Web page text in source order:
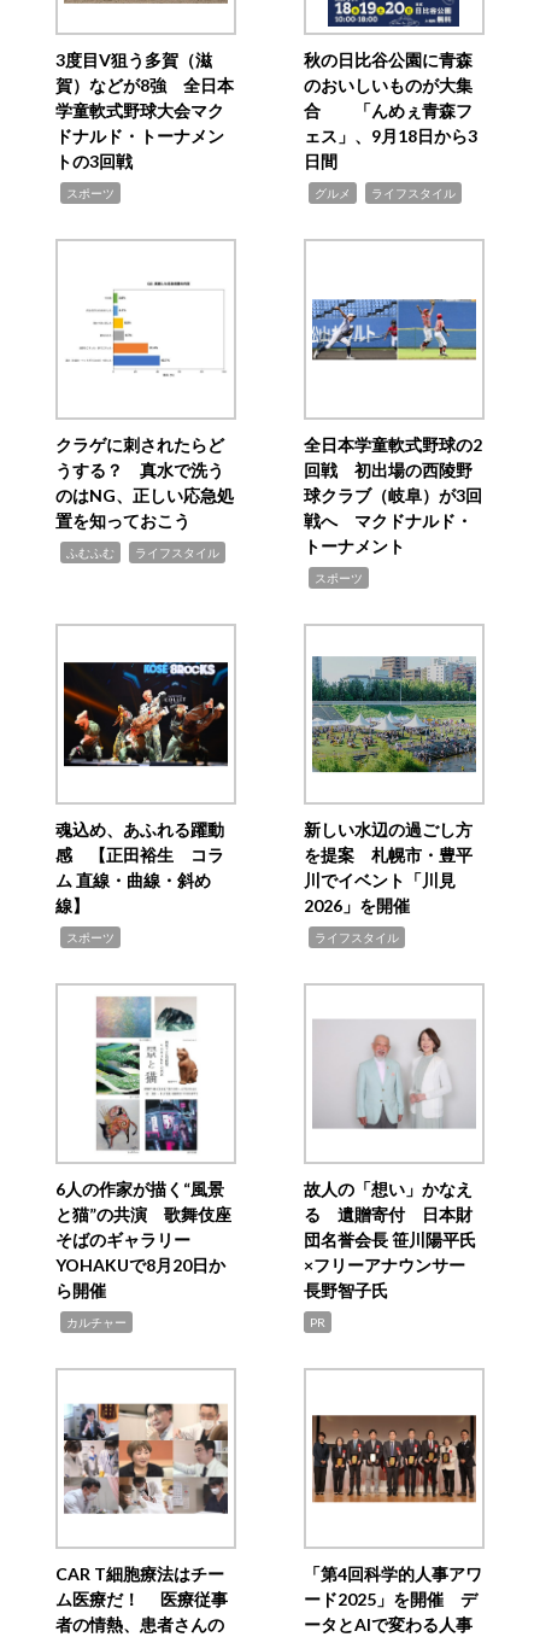
3度目V狙う多賀（滋
賀）などが8強 全日本
学童軟式野球大会マク
ドナルド・トーナメン
トの3回戦
スポーツ
秋の日比谷公園に青森
のおいしいものが大集
合 「んめぇ青森フ
ェス」、9月18日から3
日間
グルメ ライフスタイル
クラゲに刺されたらど
うする？ 真水で洗う
のはNG、正しい応急処
置を知っておこう
ふむふむ ライフスタイル
全日本学童軟式野球の2
回戦 初出場の西陵野
球クラブ（岐阜）が3回
戦へ マクドナルド・
トーナメント
スポーツ
魂込め、あふれる躍動
感 【正田裕生 コラ
ム 直線・曲線・斜め
線】
スポーツ
新しい水辺の過ごし方
を提案 札幌市・豊平
川でイベント「川見
2026」を開催
ライフスタイル
6人の作家が描く“風景
と猫”の共演 歌舞伎座
そばのギャラリー
YOHAKUで8月20日か
ら開催
カルチャー
故人の「想い」かなえ
る 遺贈寄付 日本財
団名誉会長 笹川陽平氏
×フリーアナウンサー
長野智子氏
PR
CAR T細胞療法はチー
ム医療だ！ 医療従事
者の情熱、患者さんの
「第4回科学的人事アワ
ード2025」を開催 デ
ータとAIで変わる人事